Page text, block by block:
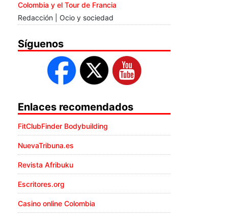
Colombia y el Tour de Francia
Redacción | Ocio y sociedad
Síguenos
Enlaces recomendados
FitClubFinder Bodybuilding
NuevaTribuna.es
Revista Afribuku
Escritores.org
Casino online Colombia